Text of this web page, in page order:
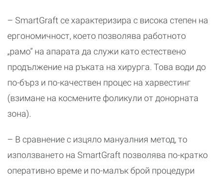
– SmartGraft се характеризира с висока степен на
ергономичност, което позволява работното
„рамо” на апарата да служи като естествено
продължение на ръката на хирурга. Това води до
по-бърз и по-качествен процес на харвестинг
(взимане на космените фоликули от донорната
зона).
– В сравнение с изцяло мануалния метод, то
използването на SmartGraft позволява по-кратко
оперативно време и по-малък брой процедури